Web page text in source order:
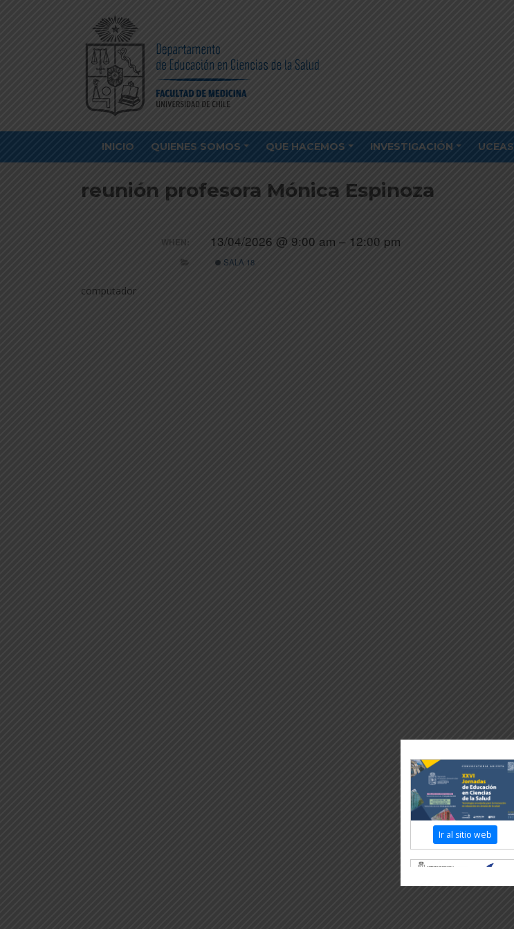
INICIO QUIENES SOMOS QUE HACEMOS INVESTIGACIÓN UCEAS
reunión profesora Mónica Espinoza
WHEN: 13/04/2026 @ 9:00 am – 12:00 pm
SALA 18
computador
Ir al sitio web